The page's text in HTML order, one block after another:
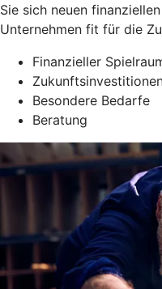
Sie sich neuen
Unternehmen fit für die
Finanzieller
Besondere Bedarfe
Beratung